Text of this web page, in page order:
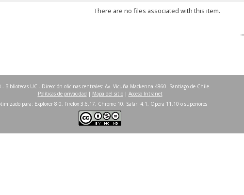
There are no files associated with this item.
- Bibliotecas UC - Dirección oficinas centrales: Av. Vicuña Mackenna 4860. Santiago de Chile.
Políticas de privacidad | Mapa del sitio| Acceso Intranet
para: Explorer 8.0, Firefox 3.6.17, Chrome 10, Safari 4.1, Opera 11.10 o superiores